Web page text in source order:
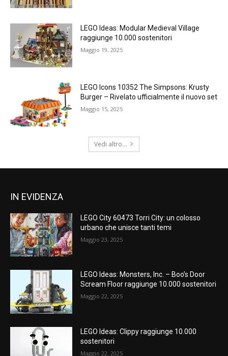
LEGO Ideas: Modular Medieval Village
raggiunge 10.000 sostenitori
Maggio 19, 2025
LEGO Icons 10352 The Simpsons: Krusty
Burger – Rivelato ufficialmente il nuovo set
Maggio 15, 2025
Vedi altro...
IN EVIDENZA
LEGO City 60473 Torri City: un colosso
urbano che unisce tanti temi
Maggio 23, 2025
LEGO Ideas: Monsters, Inc. – Boo’s Door
Scream Floor raggiunge 10.000 sostenitori
Maggio 22, 2025
LEGO Ideas: Clippy raggiunge 10.000
sostenitori
Maggio 22, 2025